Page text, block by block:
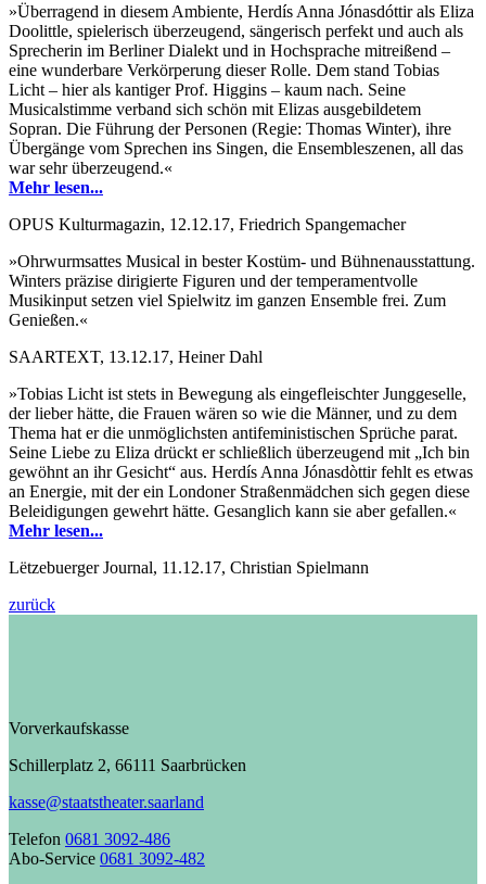
»Überragend in diesem Ambiente, Herdís Anna Jónasdóttir als Eliza
Doolittle, spielerisch überzeugend, sängerisch perfekt und auch als
Sprecherin im Berliner Dialekt und in Hochsprache mitreißend –
eine wunderbare Verkörperung dieser Rolle. Dem stand Tobias
Licht – hier als kantiger Prof. Higgins – kaum nach. Seine
Musicalstimme verband sich schön mit Elizas ausgebildetem
Sopran. Die Führung der Personen (Regie: Thomas Winter), ihre
Übergänge vom Sprechen ins Singen, die Ensembleszenen, all das
war sehr überzeugend.«
Mehr lesen...
OPUS Kulturmagazin, 12.12.17, Friedrich Spangemacher
»Ohrwurmsattes Musical in bester Kostüm- und Bühnenausstattung.
Winters präzise dirigierte Figuren und der temperamentvolle
Musikinput setzen viel Spielwitz im ganzen Ensemble frei. Zum
Genießen.«
SAARTEXT, 13.12.17, Heiner Dahl
»Tobias Licht ist stets in Bewegung als eingefleischter Junggeselle,
der lieber hätte, die Frauen wären so wie die Männer, und zu dem
Thema hat er die unmöglichsten antifeministischen Sprüche parat.
Seine Liebe zu Eliza drückt er schließlich überzeugend mit „Ich bin
gewöhnt an ihr Gesicht“ aus. Herdís Anna Jónasdòttir fehlt es etwas
an Energie, mit der ein Londoner Straßenmädchen sich gegen diese
Beleidigungen gewehrt hätte. Gesanglich kann sie aber gefallen.«
Mehr lesen...
Lëtzebuerger Journal, 11.12.17, Christian Spielmann
zurück
Vorverkaufskasse
Schillerplatz 2, 66111 Saarbrücken
kasse@staatstheater.saarland
Telefon 0681 3092-486
Abo-Service 0681 3092-482